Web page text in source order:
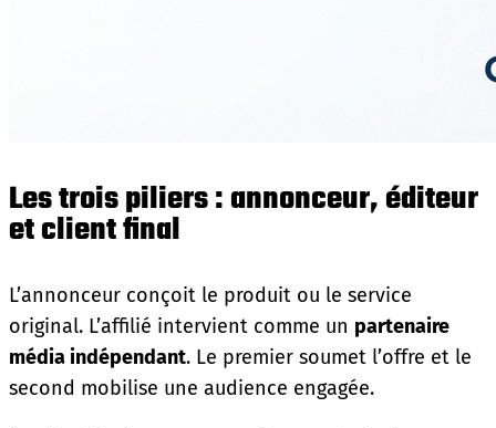
Les trois piliers : annonceur, éditeur
et client final
L’annonceur conçoit le produit ou le service
original. L’affilié intervient comme un partenaire
média indépendant. Le premier soumet l’offre et le
second mobilise une audience engagée.